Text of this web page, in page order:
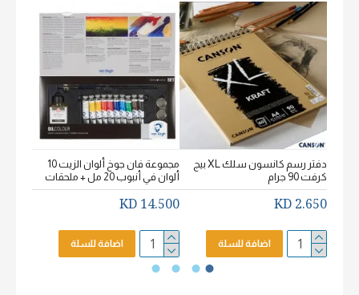
دفتر رسم كانسون سلك XL بيج
كرفت 90 جرام
2.650 KD
اضافة للسلة
مجموعة فان جوخ ألوان الزيت 10
ألوان في أنبوب 20 مل + ملحقات
14.500 KD
اضافة للسلة